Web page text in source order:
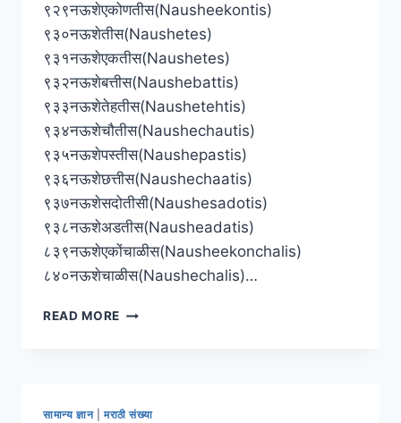
९२९नऊशेएकोणतीस(Nausheekontis)
९३०नऊशेतीस(Naushetes)
९३१नऊशेएकतीस(Naushetes)
९३२नऊशेबत्तीस(Naushebattis)
९३३नऊशेतेहतीस(Naushetehtis)
९३४नऊशेचौतीस(Naushechautis)
९३५नऊशेपस्तीस(Naushepastis)
९३६नऊशेछत्तीस(Naushechaatis)
९३७नऊशेसदोतीसी(Naushesadotis)
९३८नऊशेअडतीस(Nausheadatis)
८३९नऊशेएकोंचाळीस(Nausheekonchalis)
८४०नऊशेचाळीस(Naushechalis)…
READ MORE [९०१
इंग्रजी
सामान्य ज्ञान| मराठी संख्या